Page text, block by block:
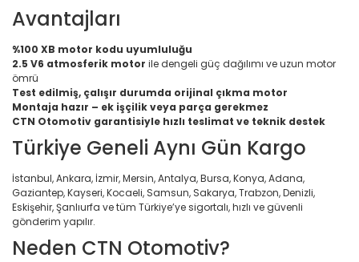
Avantajları
%100 XB motor kodu uyumluluğu
2.5 V6 atmosferik motor ile dengeli güç dağılımı ve uzun motor
ömrü
Test edilmiş, çalışır durumda orijinal çıkma motor
Montaja hazır – ek işçilik veya parça gerekmez
CTN Otomotiv garantisiyle hızlı teslimat ve teknik destek
Türkiye Geneli Aynı Gün Kargo
İstanbul, Ankara, İzmir, Mersin, Antalya, Bursa, Konya, Adana,
Gaziantep, Kayseri, Kocaeli, Samsun, Sakarya, Trabzon, Denizli,
Eskişehir, Şanlıurfa ve tüm Türkiye’ye sigortalı, hızlı ve güvenli
gönderim yapılır.
Neden CTN Otomotiv?